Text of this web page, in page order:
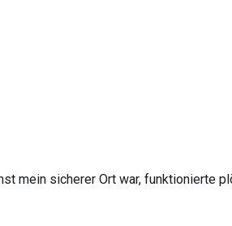
mein sicherer Ort war, funktionierte